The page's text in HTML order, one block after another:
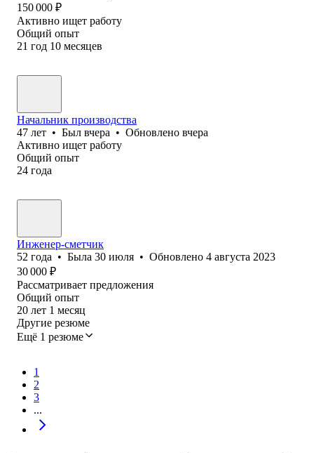
150 000 ₽
Активно ищет работу
Общий опыт
21 год 10 месяцев
Начальник производства
47 лет • Был вчера • Обновлено вчера
Активно ищет работу
Общий опыт
24 года
Инженер-сметчик
52 года • Была 30 июля • Обновлено 4 августа 2023
30 000 ₽
Рассматривает предложения
Общий опыт
20 лет 1 месяц
Другие резюме
Ещё 1 резюме
1
2
3
...